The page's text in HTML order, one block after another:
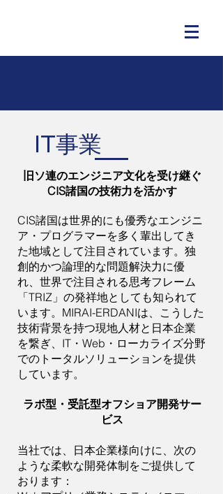
IT事業
旧ソ連のエンジニア文化を受け継ぐ
CIS諸国の技術力を活かす
CIS諸国は世界的にも優秀なエンジニ
ア・プログラマーを多く輩出してき
た地域として注目されています。独
創的かつ論理的な問題解決力に優
れ、世界で注目される思考フレーム
「TRIZ」の発祥地としても知られて
います。MIRAI-ERDANIは、こうした
技術背景を持つ現地人材と日本企業
を繋ぎ、IT・Web・ローカライズ分野
でのトータルソリューションを提供
しています。
ラボ型・受託型オフショア開発サー
ビス
当社では、日本企業様向けに、次の
ような柔軟な開発体制をご提供して
おります：